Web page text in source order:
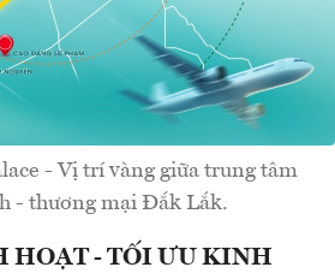
- Vị trí vàng giữa trung tâm
- thương mại Đắk Lắk.
HOẠT - TỐI ƯU KINH